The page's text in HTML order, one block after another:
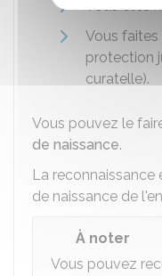
Vous êtes
Vous
protection
curatelle).
Vous pouvez le
de naissance.
La
de naissance de
À noter
Vous pouvez